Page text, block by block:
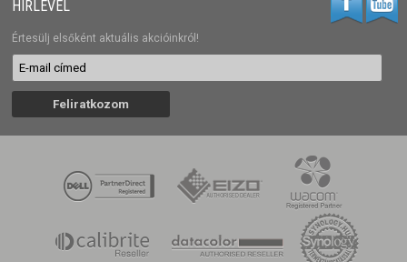
HÍRLEVÉL
Értesülj elsőként aktuális akcióinkról!